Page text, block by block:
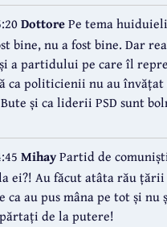
DottorePe tema
bine, nu a fost bine. Dar
a partidului pe care îl
ca politicienii nu au
și ca liderii PSD sunt
MihayPartid de
ei?! Au făcut atâta rău țării
ca au pus mâna pe tot și nu
de la putere!